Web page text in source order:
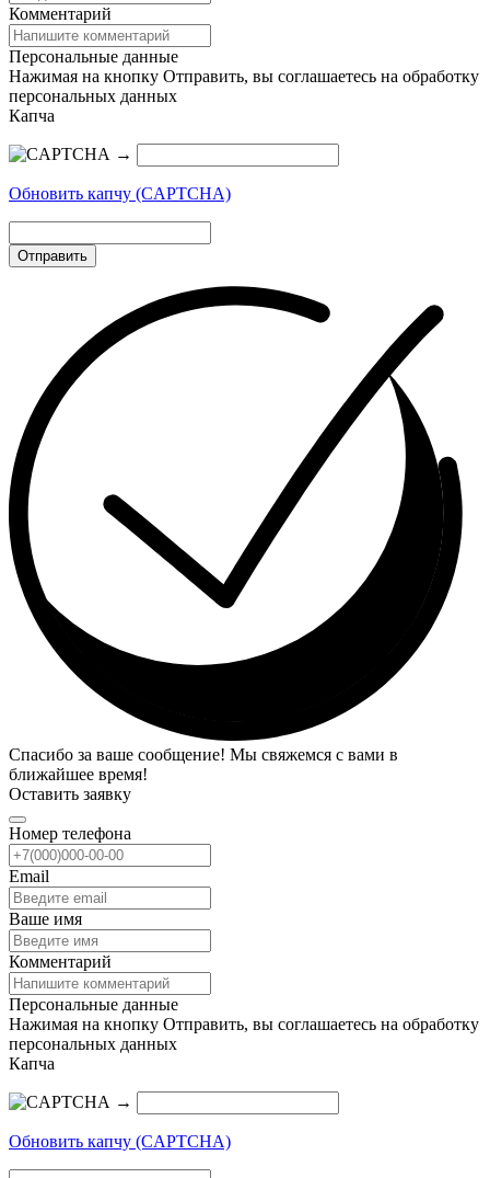
Комментарий
Персональные данные
Нажимая на кнопку Отправить, вы соглашаетесь на обработку
персональных данных
Капча
→
Обновить капчу (CAPTCHA)
Отправить
Спасибо за ваше сообщение! Мы свяжемся с вами в
ближайшее время!
Оставить заявку
Номер телефона
Email
Ваше имя
Комментарий
Персональные данные
Нажимая на кнопку Отправить, вы соглашаетесь на обработку
персональных данных
Капча
→
Обновить капчу (CAPTCHA)